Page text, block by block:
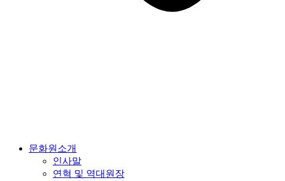
문화원소개
인사말
연혁 및 역대원장